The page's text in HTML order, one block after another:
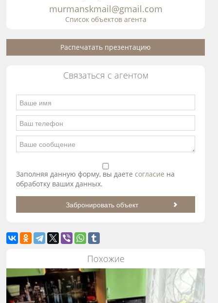
murmanskmail@gmail.com
Список объектов агента
Распечатать презентацию
Связаться с агентом
Заполняя данную форму, вы даете согласие на
обработку ваших данных.
Похожие